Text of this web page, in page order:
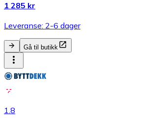
1 285 kr
Leveranse: 2-6 dager
Gå til butikk
1.8